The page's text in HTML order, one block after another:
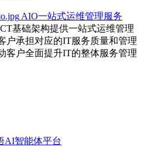
AIO一站式运维管理服务
基础架构提供一站式运维管理
户承担对应的IT服务质量和管理
客户全面提升IT的整体服务管理
AI智能体平台